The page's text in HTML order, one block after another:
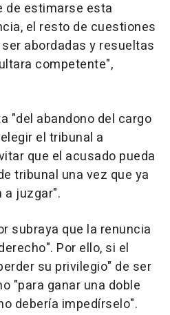
de estimarse esta
el resto de cuestiones
abordadas y resueltas
competente",
"del abandono del cargo
el tribunal a
que el acusado pueda
tribunal una vez que ya
a juzgar".
subraya que la renuncia
Por ello, si el
su privilegio" de ser
"para ganar una doble
debería impedírselo".